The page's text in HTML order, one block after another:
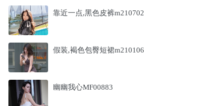
靠近一点,黑色皮裤m210702
假装,褐色包臀短裙m210106
幽幽我心MF00883